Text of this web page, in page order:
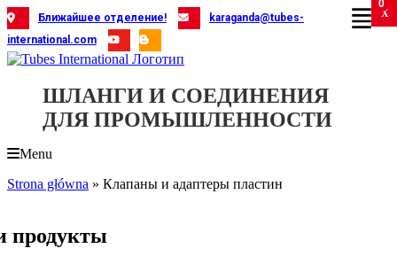
Skip
to
content
Ближайшее отделение!
karaganda@tubes-
international.com
ШЛАНГИ И СОЕДИНЕНИЯ
ДЛЯ ПРОМЫШЛЕННОСТИ
Menu
Strona główna » Клапаны и адаптеры пластин
продукты
0
X
X
X
X
X
X
X
X
X
X
X
X
X
X
X
X
X
X
X